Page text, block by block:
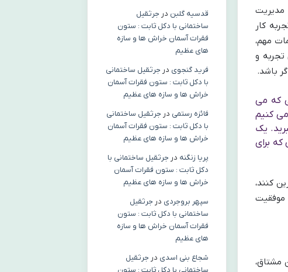
مدیریت
کار
مهم،
و
باشد.
که می
کنیم
یک
برای
کنند،
موفقیت
مشتاق،
قدسیه گلبن در جرثقیل
ساختمانی با دکل ثابت : ستون
فقرات آسمان خراش ها و سازه
های عظیم
فرید گنجوی در جرثقیل ساختمانی
با دکل ثابت : ستون فقرات آسمان
خراش ها و سازه های عظیم
فائزه رستمی در جرثقیل ساختمانی
با دکل ثابت : ستون فقرات آسمان
خراش ها و سازه های عظیم
پریا زنگنه در جرثقیل ساختمانی با
دکل ثابت : ستون فقرات آسمان
خراش ها و سازه های عظیم
سپهر بروجردی در جرثقیل
ساختمانی با دکل ثابت : ستون
فقرات آسمان خراش ها و سازه
های عظیم
شجاع بنی اسدی در جرثقیل
ساختمانی با دکل ثابت : ستون